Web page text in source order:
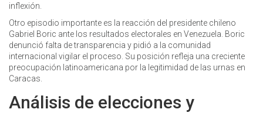
inflexión.
Otro episodio importante es la reacción del presidente chileno
Gabriel Boric ante los resultados electorales en Venezuela. Boric
denunció falta de transparencia y pidió a la comunidad
internacional vigilar el proceso. Su posición refleja una creciente
preocupación latinoamericana por la legitimidad de las urnas en
Caracas.
Análisis de elecciones y